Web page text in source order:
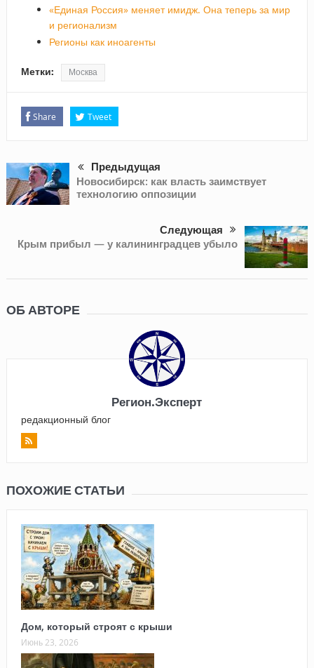
«Единая Россия» меняет имидж. Она теперь за мир
и регионализм
Регионы как иноагенты
Метки: Москва
Share Tweet
Предыдущая
Новосибирск: как власть заимствует
технологию оппозиции
Следующая
Крым прибыл — у калининградцев убыло
ОБ АВТОРЕ
Регион.Эксперт
редакционный блог
ПОХОЖИЕ СТАТЬИ
Дом, который строят с крыши
Июнь 23, 2026